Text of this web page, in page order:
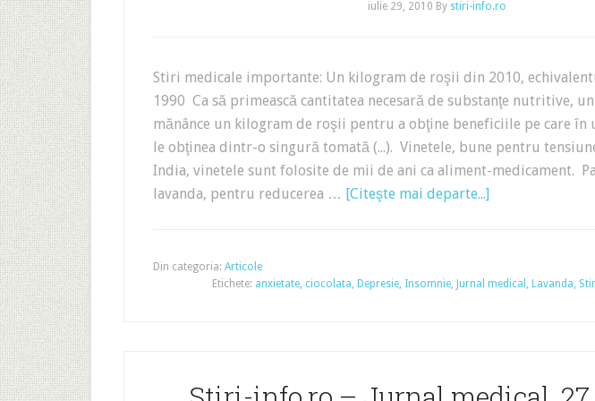
iulie 29, 2010 By stiri-info.ro
Stiri medicale importante: Un kilogram de roşii din 2010,
1990 Ca să primească cantitatea necesară de substanţe nutritive,
mănânce un kilogram de roşii pentru a obţine beneficiile pe care în
le obţinea dintr-o singură tomată (...). Vinetele, bune pentru
India, vinetele sunt folosite de mii de ani ca aliment-medicament.
lavanda, pentru reducerea … [Citeşte mai departe...]
Din categoria: Articole
Etichete: anxietate, ciocolata, Depresie, Insomnie, Jurnal medical , Lavanda,